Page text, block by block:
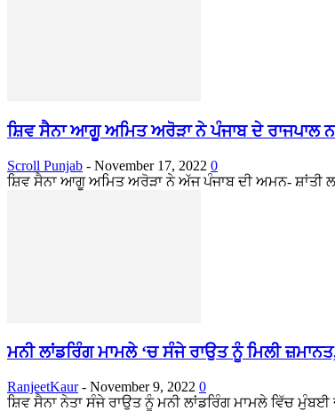
ਸ਼ਿਵ ਸੈਨਾ ਆਗੂ ਅਮਿਤ ਅਰੋੜਾ ਨੇ ਪੰਜਾਬ ਦੇ ਰਾਜਪਾਲ
Scroll Punjab - November 17, 2022 0
ਸ਼ਿਵ ਸੈਨਾ ਆਗੂ ਅਮਿਤ ਅਰੋੜਾ ਨੇ ਅੱਜ ਪੰਜਾਬ ਦੀ ਅਮਨ- ਸ਼ਾਂਤੀ
ਮਨੀ ਲਾਂਡਰਿੰਗ ਮਾਮਲੇ ‘ਚ ਸੰਜੇ ਰਾਉਤ ਨੂੰ ਮਿਲੀ
RanjeetKaur - November 9, 2022 0
ਸ਼ਿਵ ਸੈਨਾ ਨੇਤਾ ਸੰਜੇ ਰਾਉਤ ਨੂੰ ਮਨੀ ਲਾਂਡਰਿੰਗ ਮਾਮਲੇ ਵਿੱਚ